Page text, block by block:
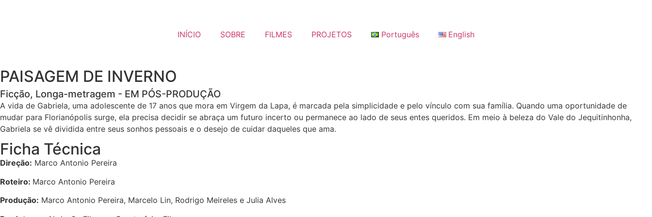
INÍCIO SOBRE FILMES PROJETOS Português English
PAISAGEM DE INVERNO
Ficção, Longa-metragem - EM PÓS-PRODUÇÃO
A vida de Gabriela, uma adolescente de 17 anos que mora em Virgem da Lapa, é marcada pela simplicidade e pelo vínculo com sua família. Quando uma oportunidade de
mudar para Florianópolis surge, ela precisa decidir se abraça um futuro incerto ou permanece ao lado de seus entes queridos. Em meio à beleza do Vale do Jequitinhonha,
Gabriela se vê dividida entre seus sonhos pessoais e o desejo de cuidar daqueles que ama.
Ficha Técnica
Direção: Marco Antonio Pereira
Roteiro: Marco Antonio Pereira
Produção: Marco Antonio Pereira, Marcelo Lin, Rodrigo Meireles e Julia Alves